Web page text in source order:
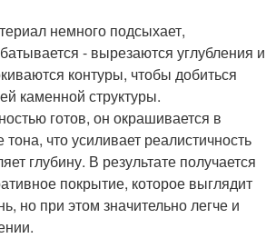
немного подсыхает,
- вырезаются углубления и
контуры, чтобы добиться
каменной структуры.
готов, он окрашивается в
что усиливает реалистичность
глубину. В результате получается
покрытие, которое выглядит
но при этом значительно легче и